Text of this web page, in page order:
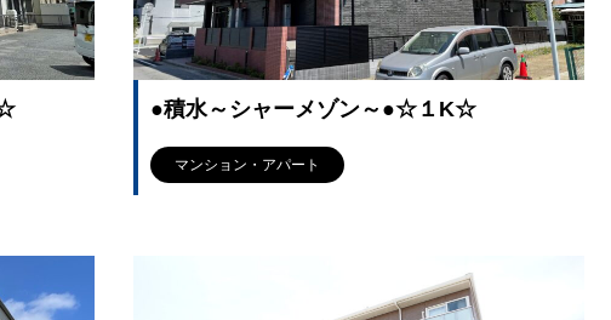
●積水～シャーメゾン～●☆１K☆
マンション・アパート